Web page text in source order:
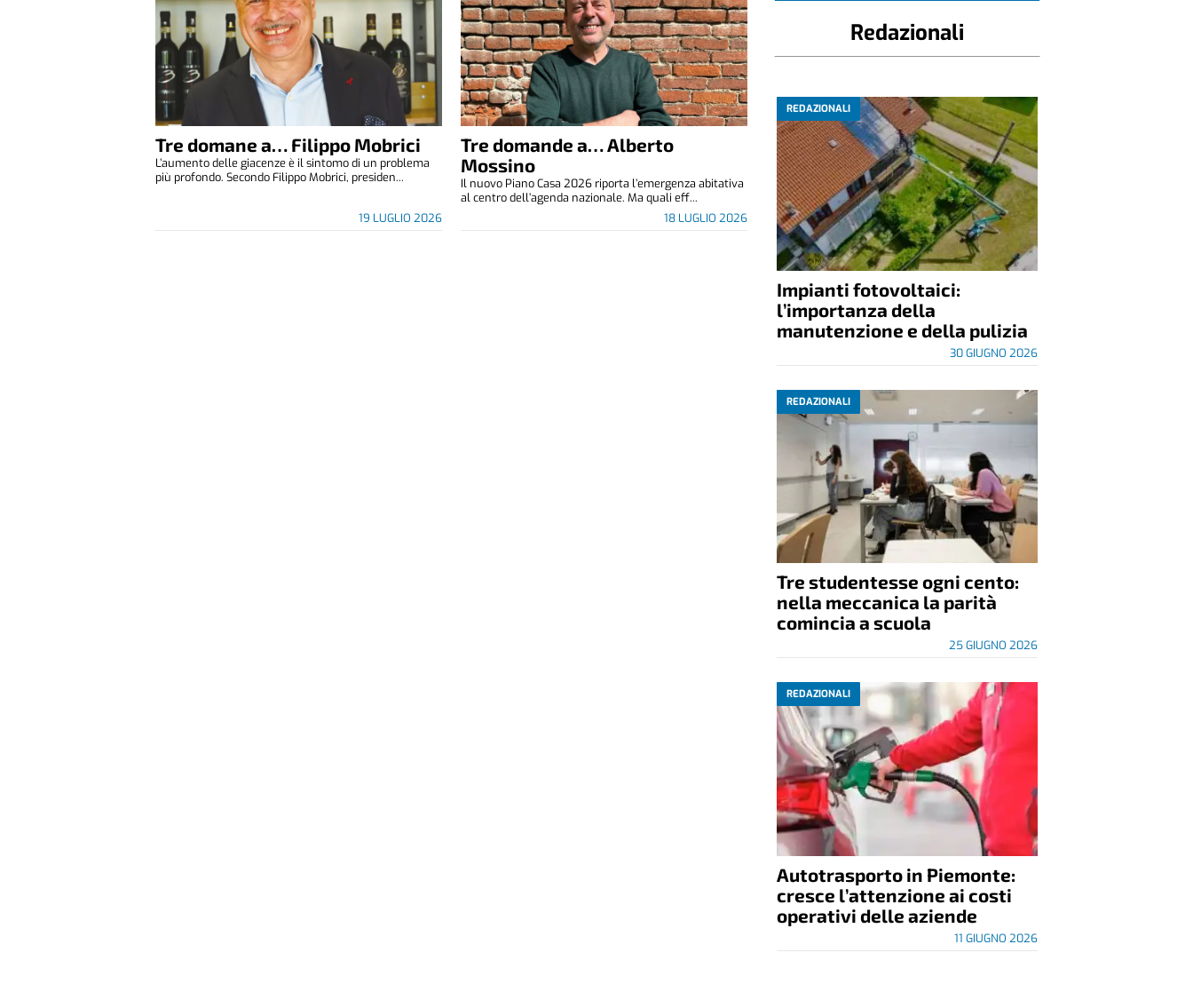
Tre domane a… Filippo Mobrici
19 LUGLIO 2026
L’aumento delle giacenze è il sintomo di un problema
più profondo. Secondo Filippo Mobrici, presiden...
Tre domande a… Alberto
Mossino
18 LUGLIO 2026
Il nuovo Piano Casa 2026 riporta l’emergenza abitativa
al centro dell’agenda nazionale. Ma quali eff...
Redazionali
REDAZIONALI
Impianti fotovoltaici:
l’importanza della
manutenzione e della pulizia
30 GIUGNO 2026
REDAZIONALI
Tre studentesse ogni cento:
nella meccanica la parità
comincia a scuola
25 GIUGNO 2026
REDAZIONALI
Autotrasporto in Piemonte:
cresce l’attenzione ai costi
operativi delle aziende
11 GIUGNO 2026